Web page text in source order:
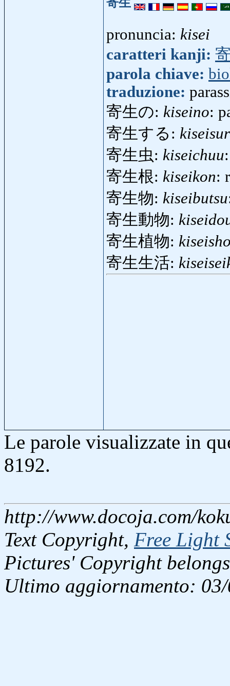
寄生
pronuncia: kisei
caratteri kanji:
parola chiave:
traduzione:
寄生の: kiseino:
寄生する:
寄生虫: kiseichuu
寄生根: kiseikon:
寄生物: kiseibutsu
寄生動物:
寄生植物:
寄生生活:
Le parole visualizzate in
8192.
http://www.docoja.com/
Text Copyright, Free Light
Pictures' Copyright
Ultimo aggiornamento: